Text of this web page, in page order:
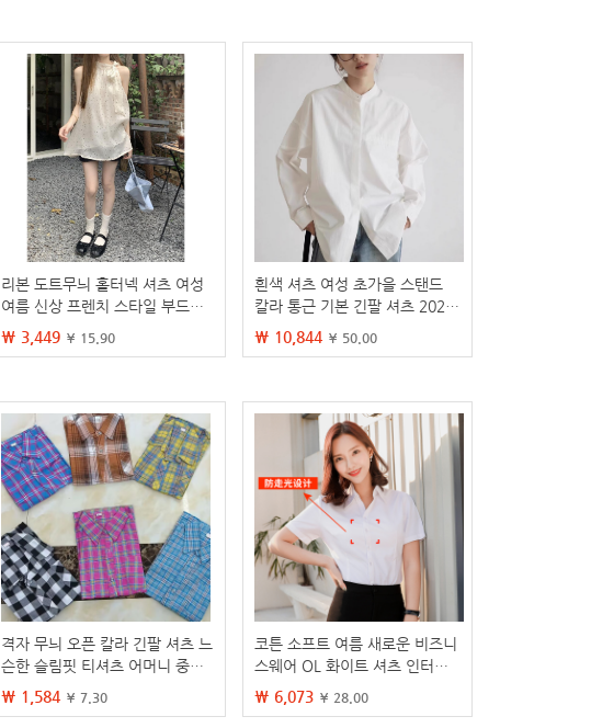
리본 도트무늬 홀터넥 셔츠 여성
여름 신상 프렌치 스타일 부드러
운 민소매 셔츠 디자인 감각 있는
니치 탑
₩ 3,449 ¥ 15.90
흰색 셔츠 여성 초가을 스탠드
칼라 통근 기본 긴팔 셔츠 2025
새로운 캐주얼 다용도 루즈 탑
₩ 10,844 ¥ 50.00
격자 무늬 오픈 칼라 긴팔 셔츠 느
슨한 슬림핏 티셔츠 어머니 중년
및 노인 여성의 여름 플러스 사이
즈 코튼 탑
₩ 1,584 ¥ 7.30
코튼 소프트 여름 새로운 비즈니
스웨어 OL 화이트 셔츠 인터뷰
여성용 반팔 슬림핏 작업복 면
여성 셔츠
₩ 6,073 ¥ 28.00